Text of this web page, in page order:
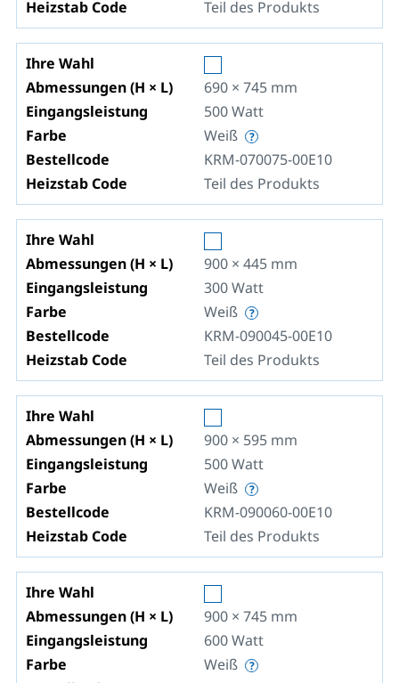
Heizstab Code
Teil des Produkts
Ihre Wahl
Abmessungen (H × L)
690 × 745 mm
Eingangsleistung
500Watt
Farbe
Weiß
Bestellcode
KRM-070075-00E10
Heizstab Code
Teil des Produkts
Ihre Wahl
Abmessungen (H × L)
900 × 445 mm
Eingangsleistung
300Watt
Farbe
Weiß
Bestellcode
KRM-090045-00E10
Heizstab Code
Teil des Produkts
Ihre Wahl
Abmessungen (H × L)
900 × 595 mm
Eingangsleistung
500Watt
Farbe
Weiß
Bestellcode
KRM-090060-00E10
Heizstab Code
Teil des Produkts
Ihre Wahl
Abmessungen (H × L)
900 × 745 mm
Eingangsleistung
600Watt
Farbe
Weiß